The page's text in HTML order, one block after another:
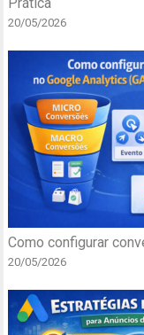
20/05/2026
Como configurar
20/05/2026